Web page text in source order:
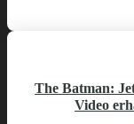
The Batman:
Video